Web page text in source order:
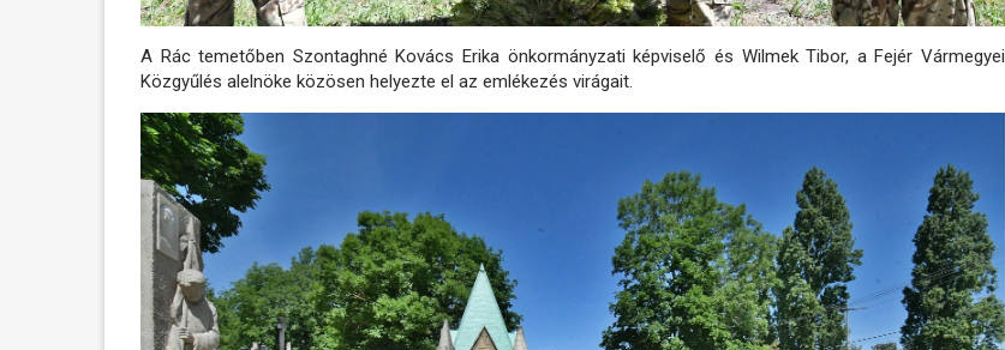
A Rác temetőben Szontaghné Kovács Erika önkormányzati képviselő és Wilmek Tibor, a Fejér Vármegyei
Közgyűlés alelnöke közösen helyezte el az emlékezés virágait.